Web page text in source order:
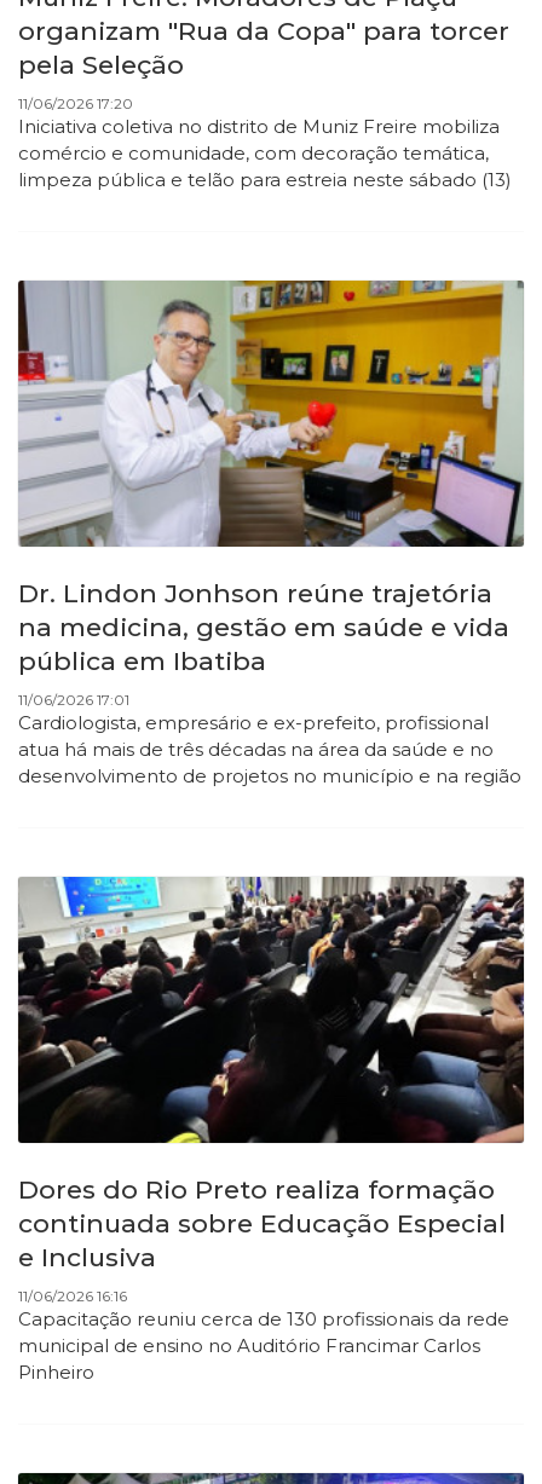
organizam "Rua da Copa" para torcer
pela Seleção
11/06/2026 17:20
Iniciativa coletiva no distrito de Muniz Freire mobiliza
comércio e comunidade, com decoração temática,
limpeza pública e telão para estreia neste sábado (13)
Dr. Lindon Jonhson reúne trajetória
na medicina, gestão em saúde e vida
pública em Ibatiba
11/06/2026 17:01
Cardiologista, empresário e ex-prefeito, profissional
atua há mais de três décadas na área da saúde e no
desenvolvimento de projetos no município e na região
Dores do Rio Preto realiza formação
continuada sobre Educação Especial
e Inclusiva
11/06/2026 16:16
Capacitação reuniu cerca de 130 profissionais da rede
municipal de ensino no Auditório Francimar Carlos
Pinheiro